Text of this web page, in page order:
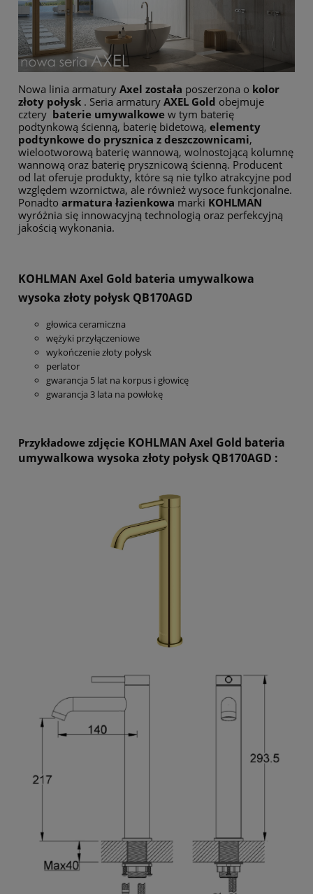
Nowa linia armatury Axel została poszerzona o kolor
złoty połysk . Seria armatury AXEL Gold obejmuje
cztery baterie umywalkowe w tym baterię
podtynkową ścienną, baterię bidetową, elementy
podtynkowe do prysznica z deszczownicami,
wielootworową baterię wannową, wolnostojącą kolumnę
wannową oraz baterię prysznicową ścienną. Producent
od lat oferuje produkty, które są nie tylko atrakcyjne pod
względem wzornictwa, ale również wysoce funkcjonalne.
Ponadto armatura łazienkowa marki KOHLMAN
wyróżnia się innowacyjną technologią oraz perfekcyjną
jakością wykonania.
KOHLMAN Axel Gold bateria umywalkowa
wysoka złoty połysk QB170AGD
głowica ceramiczna
wężyki przyłączeniowe
wykończenie złoty połysk
perlator
gwarancja 5 lat na korpus i głowicę
gwarancja 3 lata na powłokę
Przykładowe zdjęcie KOHLMAN Axel Gold bateria
umywalkowa wysoka złoty połysk QB170AGD :